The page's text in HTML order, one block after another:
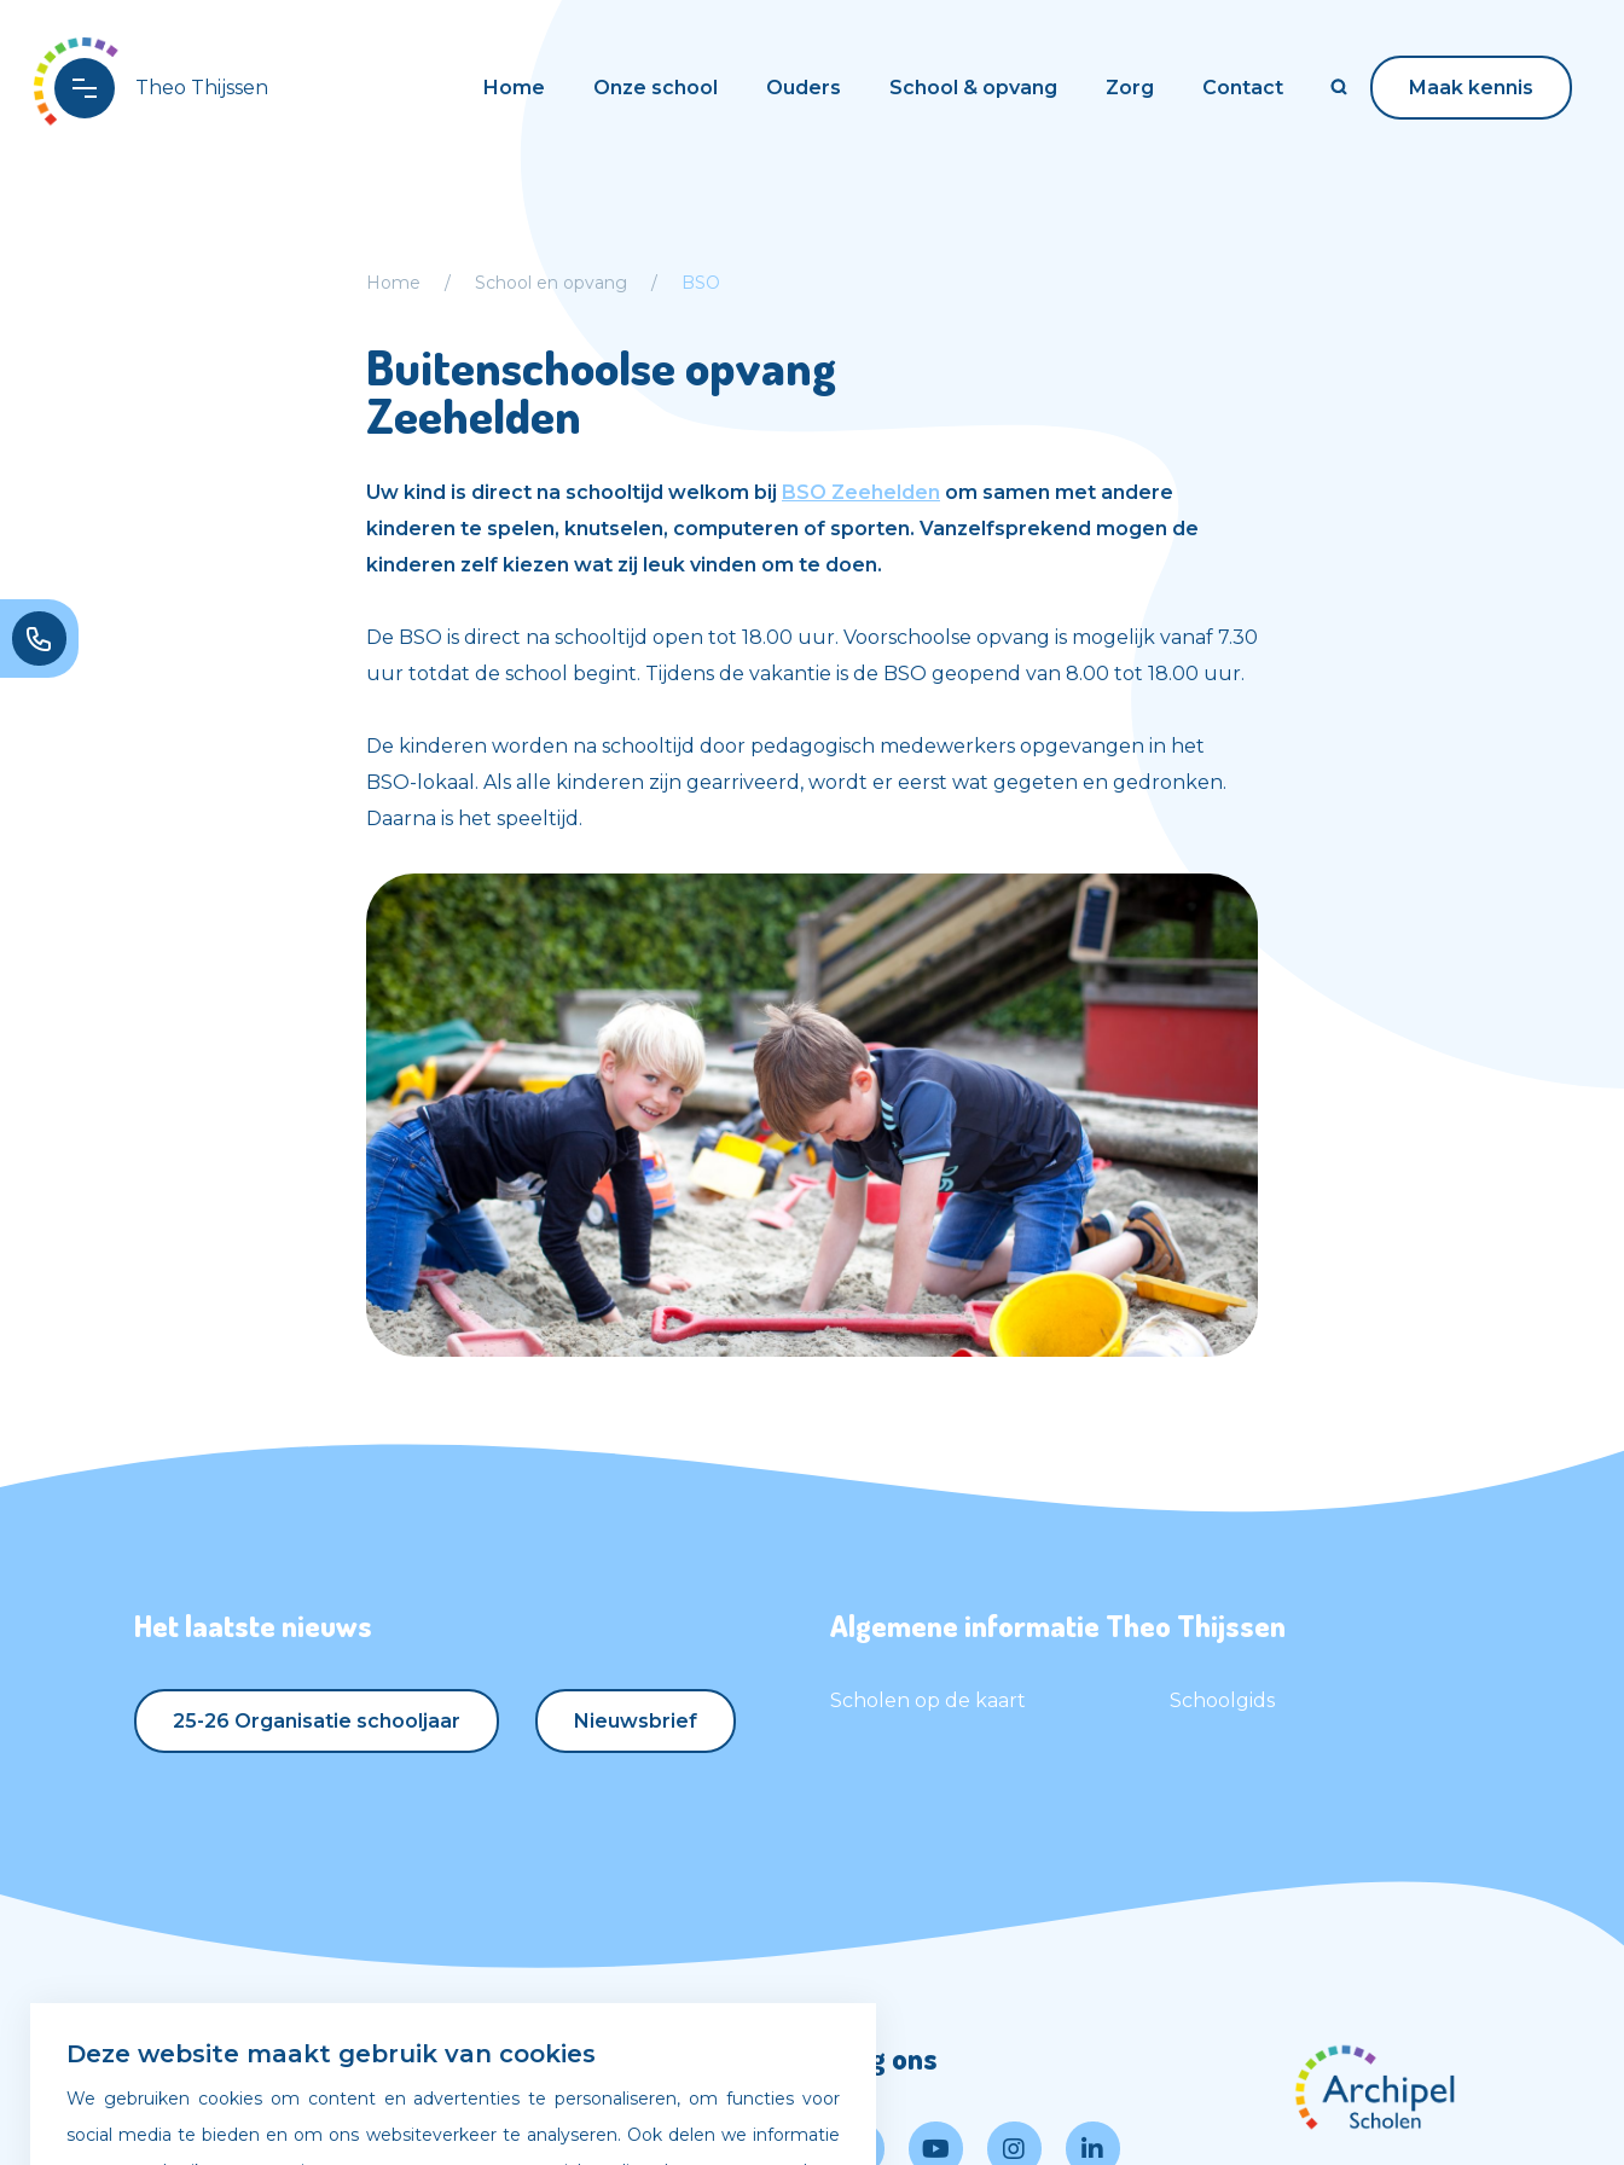
Theo Thijssen Home Onze school Ouders School & opvang Zorg Contact Maak kennis
Maak kennis
Home School en opvang BSO
Buitenschoolse opvang
Zeehelden
Uw kind is direct na schooltijd welkom bij BSO Zeehelden om samen met andere
kinderen te spelen, knutselen, computeren of sporten. Vanzelfsprekend mogen de
kinderen zelf kiezen wat zij leuk vinden om te doen.
De BSO is direct na schooltijd open tot 18.00 uur. Voorschoolse opvang is mogelijk vanaf 7.30
uur totdat de school begint. Tijdens de vakantie is de BSO geopend van 8.00 tot 18.00 uur.
De kinderen worden na schooltijd door pedagogisch medewerkers opgevangen in het
BSO-lokaal. Als alle kinderen zijn gearriveerd, wordt er eerst wat gegeten en gedronken.
Daarna is het speeltijd.
Het laatste nieuws
25-26 Organisatie schooljaar
25-26 Organisatie schooljaar Nieuwsbrief
Nieuwsbrief
Algemene informatie Theo Thijssen
Scholen op de kaart Schoolgids
Snel naar
Leerplicht & verzuim Gedragscode
Volg ons
Deze website maakt gebruik van cookies
We gebruiken cookies om content en advertenties te personaliseren, om functies voor
social media te bieden en om ons websiteverkeer te analyseren. Ook delen we informatie